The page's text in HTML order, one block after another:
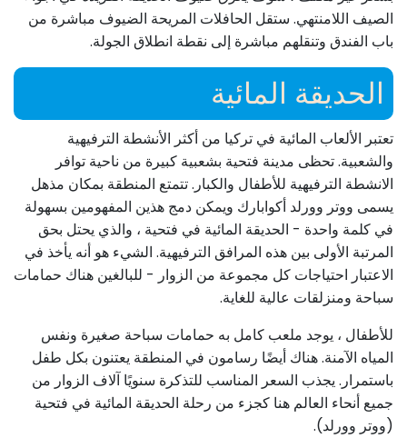
الصيف اللامنتهي. ستقل الحافلات المريحة الضيوف مباشرة من
باب الفندق وتنقلهم مباشرة إلى نقطة انطلاق الجولة.
الحديقة المائية
تعتبر الألعاب المائية في تركيا من أكثر الأنشطة الترفيهية
والشعبية. تحظى مدينة فتحية بشعبية كبيرة من ناحية توافر
الانشطة الترفيهية للأطفال والكبار. تتمتع المنطقة بمكان مذهل
يسمى ووتر وورلد أكوابارك ويمكن دمج هذين المفهومين بسهولة
في كلمة واحدة - الحديقة المائية في فتحية ، والذي يحتل بحق
المرتبة الأولى بين هذه المرافق الترفيهية. الشيء هو أنه يأخذ في
الاعتبار احتياجات كل مجموعة من الزوار - للبالغين هناك حمامات
سباحة ومنزلقات عالية للغاية.
للأطفال ، يوجد ملعب كامل به حمامات سباحة صغيرة ونفس
المياه الآمنة. هناك أيضًا رسامون في المنطقة يعتنون بكل طفل
باستمرار. يجذب السعر المناسب للتذكرة سنويًا آلاف الزوار من
جميع أنحاء العالم هنا كجزء من رحلة الحديقة المائية في فتحية
(ووتر وورلد).